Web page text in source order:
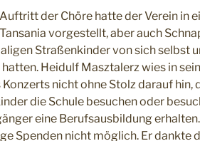
der Chöre hatte der Verein in
vorgestellt, aber auch
Straßenkinder von sich selbst
Heidulf Masztalerz wies in
Konzerts nicht ohne Stolz darauf hin,
die Schule besuchen oder
eine Berufsausbildung
Spenden nicht möglich. Er dankte